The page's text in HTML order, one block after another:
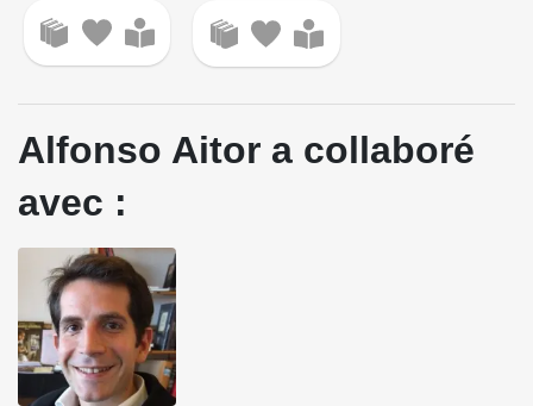
Alfonso Aitor a collaboré
avec :